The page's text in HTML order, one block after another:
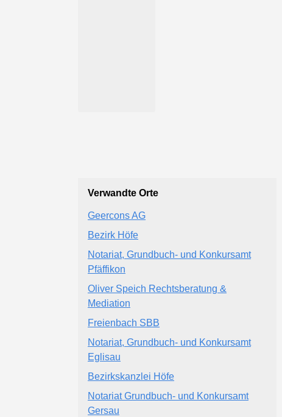
Verwandte Orte
Geercons AG
Bezirk Höfe
Notariat, Grundbuch- und Konkursamt
Pfäffikon
Oliver Speich Rechtsberatung &
Mediation
Freienbach SBB
Notariat, Grundbuch- und Konkursamt
Eglisau
Bezirkskanzlei Höfe
Notariat Grundbuch- und Konkursamt
Gersau